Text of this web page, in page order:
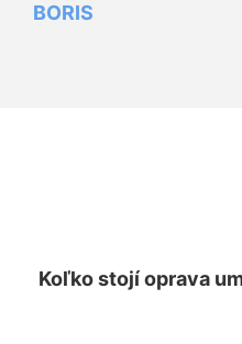
BORIS
Koľko stojí oprava